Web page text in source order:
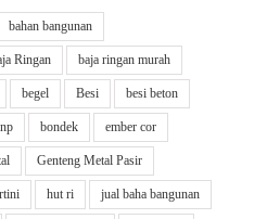
bahan bangunan
Ringan baja ringan murah
begel Besi besi beton
bondek ember cor
Genteng Metal Pasir
hut ri jual baha bangunan